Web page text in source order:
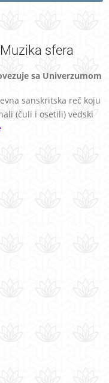
sfera
sa Univerzumom
sanskritska reč koju
(čuli i osetili) vedski